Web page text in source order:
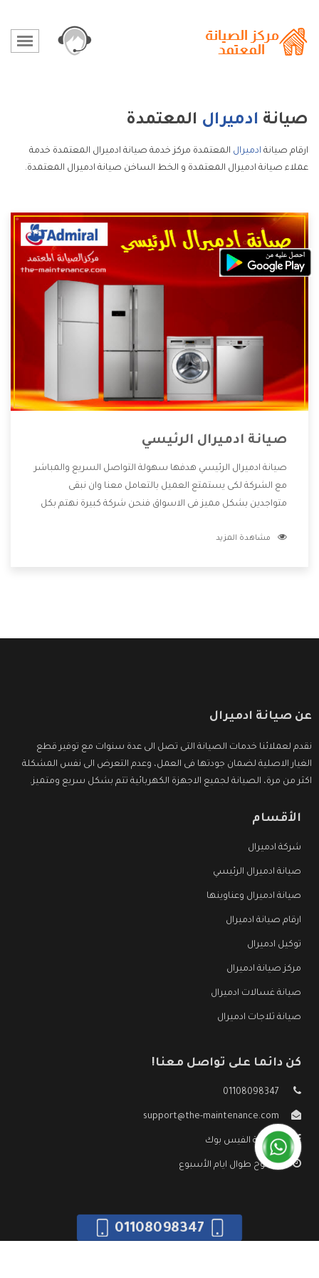
صيانة ادميرال المعتمدة
ارقام صيانة ادميرال المعتمدة مركز خدمة صيانة ادميرال المعتمدة خدمة
عملاء صيانة ادميرال المعتمدة و الخط الساخن صيانة ادميرال المعتمدة.
صيانة ادميرال الرئيسي
صيانة ادميرال الرئيسي هدفها سهولة التواصل السريع والمباشر
مع الشركة لكى يستمتع العميل بالتعامل معنا وان نبقى
متواجدين بشكل مميز فى الاسواق فنحن شركة كبيرة نهتم بكل
الشركة بها والتى تكون منها خدمة الصيانة التى تكون من أهم
مشاهدة المزيد
عن صيانة ادميرال
نقدم لعملائنا خدمات الصيانة التى تصل الى عدة سنوات مع توفير قطع
الغيار الاصلية لضمان جودتها فى العمل، وعدم التعرض الى نفس المشكلة
اكثر من مرة، الصيانة لجميع الاجهزة الكهربائية تتم بشكل سريع ومتميز.
الأقسام
شركة ادميرال
صيانة ادميرال الرئيسي
صيانة ادميرال وعناوينها
ارقام صيانة ادميرال
توكيل ادميرال
مركز صيانة ادميرال
صيانة غسالات ادميرال
صيانة ثلاجات ادميرال
كن دائما على تواصل معنا!
01108098347
support@the-maintenance.com
صفحة الفيس بوك
مفتوح طوال ايام الأسبوع
01108098347